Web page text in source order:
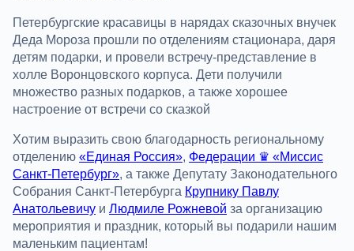
Петербургские красавицы в нарядах сказочных внучек
Деда Мороза прошли по отделениям стационара, даря
детям подарки, и провели встречу-представление в
холле Воронцовского корпуса. Дети получили
множество разных подарков, а также хорошее
настроение от встречи со сказкой
Хотим выразить свою благодарность региональному
отделению «Единая Россия», Федерации ♛ «Миссис
Санкт-Петербург», а также Депутату Законодательного
Собрания Санкт-Петербурга Крупнику Павлу
Анатольевичу и Людмиле Рожневой за организацию
мероприятия и праздник, который вы подарили нашим
маленьким пациентам!